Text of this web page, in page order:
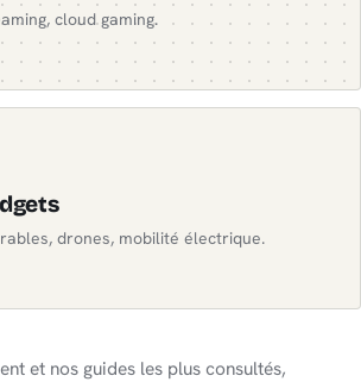
cloud gaming.
drones, mobilité électrique.
et nos guides les plus consultés,